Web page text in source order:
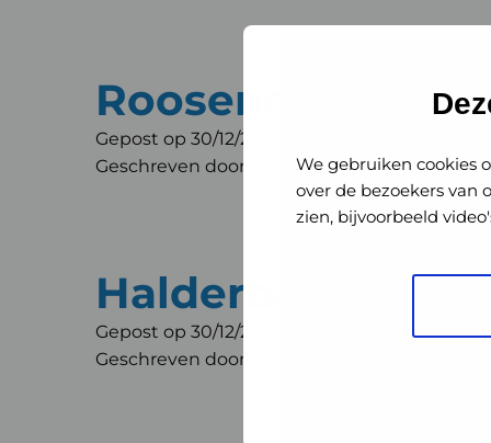
We gebruiken cookies
over de bezoekers van
zien, bijvoorbeeld
Roosendaal
Gepost op 30/12/2020 te 08:30.
Geschreven door
StuurluiDevelopment
Halderberge
Gepost op 30/12/2020 te 08:30.
Geschreven door